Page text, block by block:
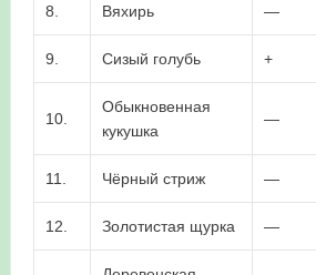
8. Вяхирь —
9. Сизый голубь +
10.
Обыкновенная
кукушка
—
11. Чёрный стриж —
12. Золотистая щурка —